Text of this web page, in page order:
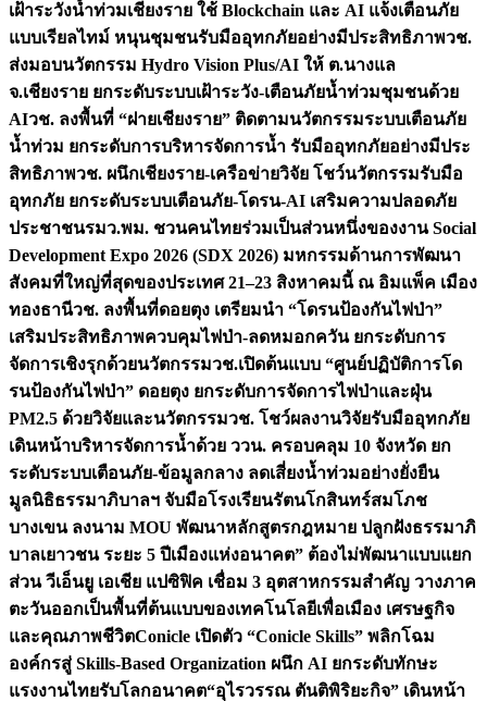
เฝ้าระวังน้ำท่วมเชียงราย ใช้ Blockchain และ AI แจ้งเตือนภัย
แบบเรียลไทม์ หนุนชุมชนรับมืออุทกภัยอย่างมีประสิทธิภาพวช.
ส่งมอบนวัตกรรม Hydro Vision Plus/AI ให้ ต.นางแล
จ.เชียงราย ยกระดับระบบเฝ้าระวัง-เตือนภัยน้ำท่วมชุมชนด้วย
AIวช. ลงพื้นที่ “ฝายเชียงราย” ติดตามนวัตกรรมระบบเตือนภัย
น้ำท่วม ยกระดับการบริหารจัดการน้ำ รับมืออุทกภัยอย่างมีประ
สิทธิภาพวช. ผนึกเชียงราย-เครือข่ายวิจัย โชว์นวัตกรรมรับมือ
อุทกภัย ยกระดับระบบเตือนภัย-โดรน-AI เสริมความปลอดภัย
ประชาชนรมว.พม. ชวนคนไทยร่วมเป็นส่วนหนึ่งของงาน Social
Development Expo 2026 (SDX 2026) มหกรรมด้านการพัฒนา
สังคมที่ใหญ่ที่สุดของประเทศ 21–23 สิงหาคมนี้ ณ อิมแพ็ค เมือง
ทองธานีวช. ลงพื้นที่ดอยตุง เตรียมนำ “โดรนป้องกันไฟป่า”
เสริมประสิทธิภาพควบคุมไฟป่า-ลดหมอกควัน ยกระดับการ
จัดการเชิงรุกด้วยนวัตกรรมวช.เปิดต้นแบบ “ศูนย์ปฏิบัติการโด
รนป้องกันไฟป่า” ดอยตุง ยกระดับการจัดการไฟป่าและฝุ่น
PM2.5 ด้วยวิจัยและนวัตกรรมวช. โชว์ผลงานวิจัยรับมืออุทกภัย
เดินหน้าบริหารจัดการน้ำด้วย ววน. ครอบคลุม 10 จังหวัด ยก
ระดับระบบเตือนภัย-ข้อมูลกลาง ลดเสี่ยงน้ำท่วมอย่างยั่งยืน
มูลนิธิธรรมาภิบาลฯ จับมือโรงเรียนรัตนโกสินทร์สมโภช
บางเขน ลงนาม MOU พัฒนาหลักสูตรกฎหมาย ปลูกฝังธรรมาภิ
บาลเยาวชน ระยะ 5 ปีเมืองแห่งอนาคต” ต้องไม่พัฒนาแบบแยก
ส่วน วีเอ็นยู เอเชีย แปซิฟิค เชื่อม 3 อุตสาหกรรมสำคัญ วางภาค
ตะวันออกเป็นพื้นที่ต้นแบบของเทคโนโลยีเพื่อเมือง เศรษฐกิจ
และคุณภาพชีวิตConicle เปิดตัว “Conicle Skills” พลิกโฉม
องค์กรสู่ Skills-Based Organization ผนึก AI ยกระดับทักษะ
แรงงานไทยรับโลกอนาคต“อุไรวรรณ ตันติพิริยะกิจ” เดินหน้า